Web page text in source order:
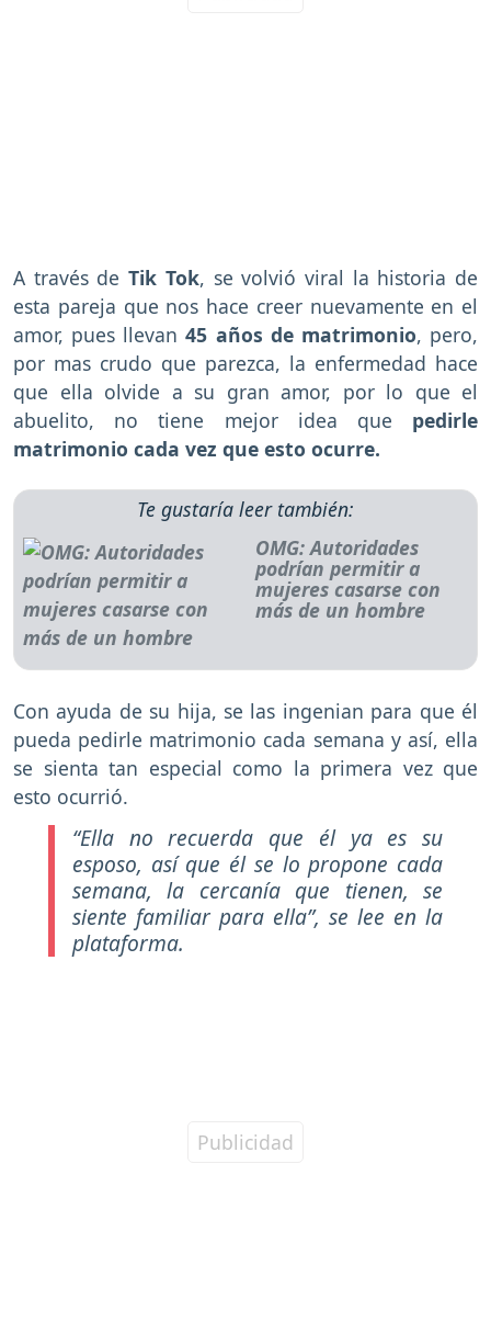
A través deTik Tok, se volvió viral la historia de
esta pareja que nos hace creer nuevamente en el
amor, pues llevan45 años de matrimonio, pero,
por mas crudo que parezca, la enfermedad hace
que ella olvide a su gran amor, por lo que el
abuelito, no tiene mejor idea que pedirle
matrimonio cada vez que esto ocurre.
Te gustaría leer también:
OMG: Autoridades
podrían permitir a
mujeres casarse con
más de un hombre
Con ayuda de su hija, se las ingenian para que él
pueda pedirle matrimonio cada semana y así, ella
se sienta tan especial como la primera vez que
esto ocurrió.
“Ella no recuerda que él ya es su
esposo, así que él se lo propone cada
semana, la cercanía que tienen, se
siente familiar para ella”, se lee en la
plataforma.